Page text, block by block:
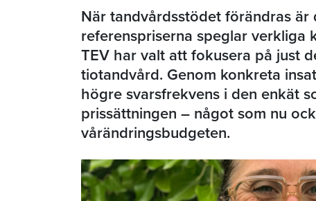
När tandvårdsstödet förändras är
referenspriserna speglar verkliga
TEV har valt att fokusera på just
tiotandvård. Genom konkreta
högre svarsfrekvens i den enkät
prissättningen – något som nu
vårändringsbudgeten.